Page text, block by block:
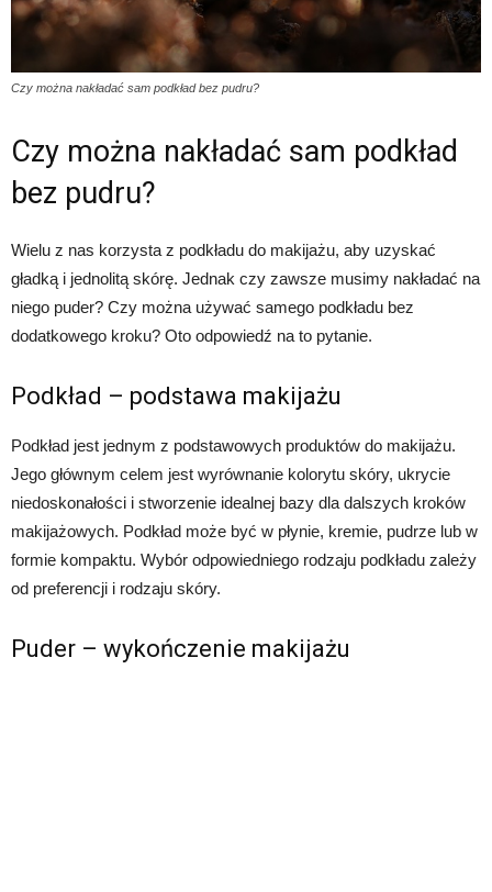
Czy można nakładać sam podkład bez pudru?
Czy można nakładać sam podkład
bez pudru?
Wielu z nas korzysta z podkładu do makijażu, aby uzyskać
gładką i jednolitą skórę. Jednak czy zawsze musimy nakładać na
niego puder? Czy można używać samego podkładu bez
dodatkowego kroku? Oto odpowiedź na to pytanie.
Podkład – podstawa makijażu
Podkład jest jednym z podstawowych produktów do makijażu.
Jego głównym celem jest wyrównanie kolorytu skóry, ukrycie
niedoskonałości i stworzenie idealnej bazy dla dalszych kroków
makijażowych. Podkład może być w płynie, kremie, pudrze lub w
formie kompaktu. Wybór odpowiedniego rodzaju podkładu zależy
od preferencji i rodzaju skóry.
Puder – wykończenie makijażu